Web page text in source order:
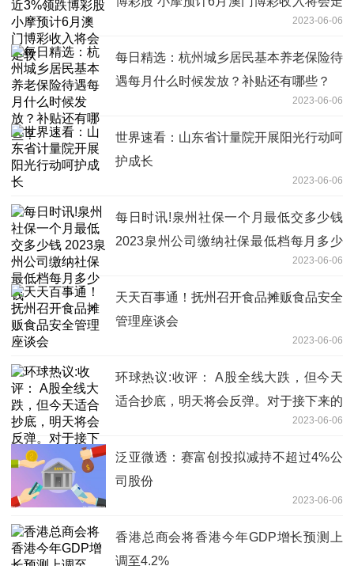
2023-06-06
每日精选：杭州城乡居民基本养老保险待
遇每月什么时候发放？补贴还有哪些？
2023-06-06
世界速看：山东省计量院开展阳光行动呵
护成长
2023-06-06
每日时讯!泉州社保一个月最低交多少钱
2023泉州公司缴纳社保最低档每月多少
2023-06-06
天天百事通！抚州召开食品摊贩食品安全
管理座谈会
2023-06-06
环球热议:收评： A股全线大跌，但今天
适合抄底，明天将会反弹。对于接下来的
2023-06-06
泛亚微透：赛富创投拟减持不超过4%公
司股份
2023-06-06
香港总商会将香港今年GDP增长预测上
调至4.2%